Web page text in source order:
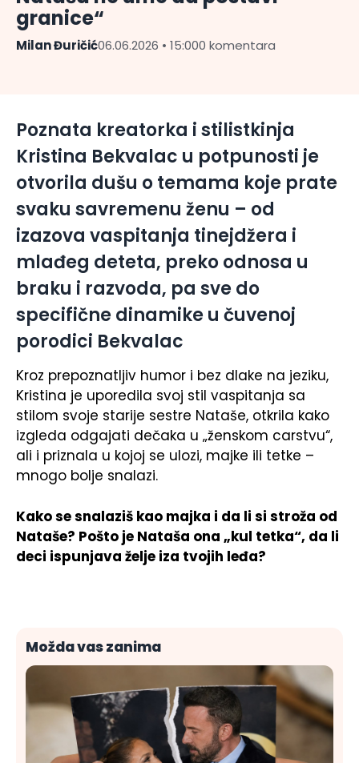
granice“
Milan Đuričić06.06.2026 • 15:000 komentara
Poznata kreatorka i stilistkinja
Kristina Bekvalac u potpunosti je
otvorila dušu o temama koje prate
svaku savremenu ženu – od
izazova vaspitanja tinejdžera i
mlađeg deteta, preko odnosa u
braku i razvoda, pa sve do
specifične dinamike u čuvenoj
porodici Bekvalac
Kroz prepoznatljiv humor i bez dlake na jeziku,
Kristina je uporedila svoj stil vaspitanja sa
stilom svoje starije sestre Nataše, otkrila kako
izgleda odgajati dečaka u „ženskom carstvu“,
ali i priznala u kojoj se ulozi, majke ili tetke –
mnogo bolje snalazi.
Kako se snalaziš kao majka i da li si stroža od
Nataše? Pošto je Nataša ona „kul tetka“, da li
deci ispunjava želje iza tvojih leđa?
Možda vas zanima